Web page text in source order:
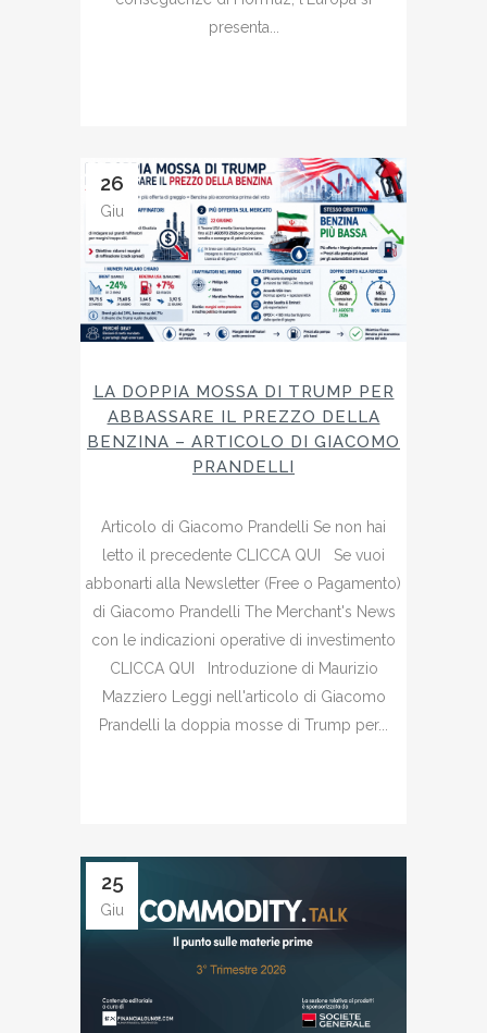
presenta...
26
Giu
LA DOPPIA MOSSA DI TRUMP PER
ABBASSARE IL PREZZO DELLA
BENZINA – ARTICOLO DI GIACOMO
PRANDELLI
Articolo di Giacomo Prandelli Se non hai
letto il precedente CLICCA QUI Se vuoi
abbonarti alla Newsletter (Free o Pagamento)
di Giacomo Prandelli The Merchant's News
con le indicazioni operative di investimento
CLICCA QUI Introduzione di Maurizio
Mazziero Leggi nell'articolo di Giacomo
Prandelli la doppia mosse di Trump per...
25
Giu